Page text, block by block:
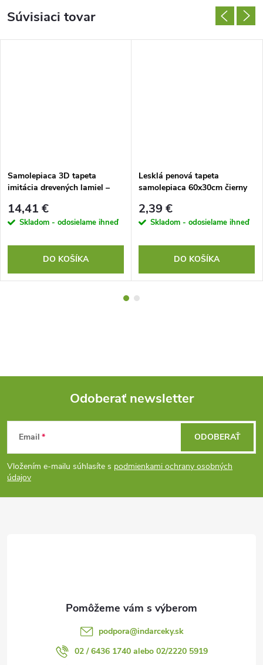
Súvisiaci tovar
Samolepiaca 3D tapeta
imitácia drevených lamiel –
14,41 €
Skladom - odosielame ihneď
DO KOŠÍKA
Lesklá penová tapeta
samolepiaca 60x30cm čierny
2,39 €
Skladom - odosielame ihneď
DO KOŠÍKA
Z
á
p
Odoberať newsletter
Email
Vložením e-mailu súhlasíte s podmienkami ochrany osobných
údajov
ODOBERAŤ
podpora@indarceky.sk
02 / 6436 1740 alebo 02/2220 5919